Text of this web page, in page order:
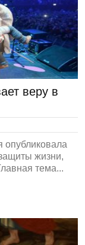
веру в
опубликовала
жизни,
тема...